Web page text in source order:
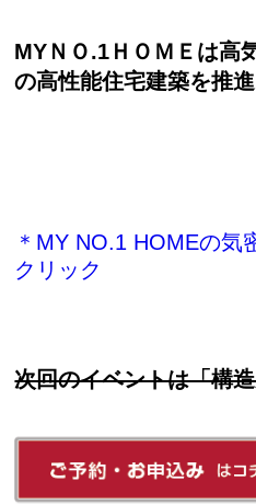
MYＮＯ.1ＨＯＭＥは高
の高性能住宅建築を推進
＊MY NO.1 HOMEの気
クリック
次回のイベントは「構